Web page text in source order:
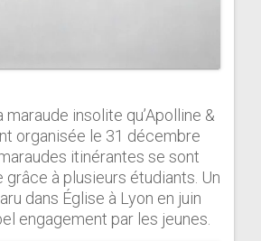
maraude insolite qu’Apolline &
organisée le 31 décembre
itinérantes se sont
grâce à plusieurs étudiants. Un
dans Église à Lyon en juin
engagement par les jeunes.